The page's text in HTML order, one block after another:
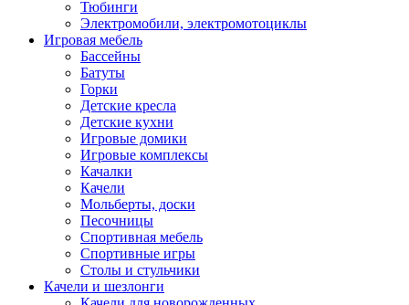
Тюбинги
Электромобили, электромотоциклы
Игровая мебель
Бассейны
Батуты
Горки
Детские кресла
Детские кухни
Игровые домики
Игровые комплексы
Качалки
Качели
Мольберты, доски
Песочницы
Спортивная мебель
Спортивные игры
Столы и стульчики
Качели и шезлонги